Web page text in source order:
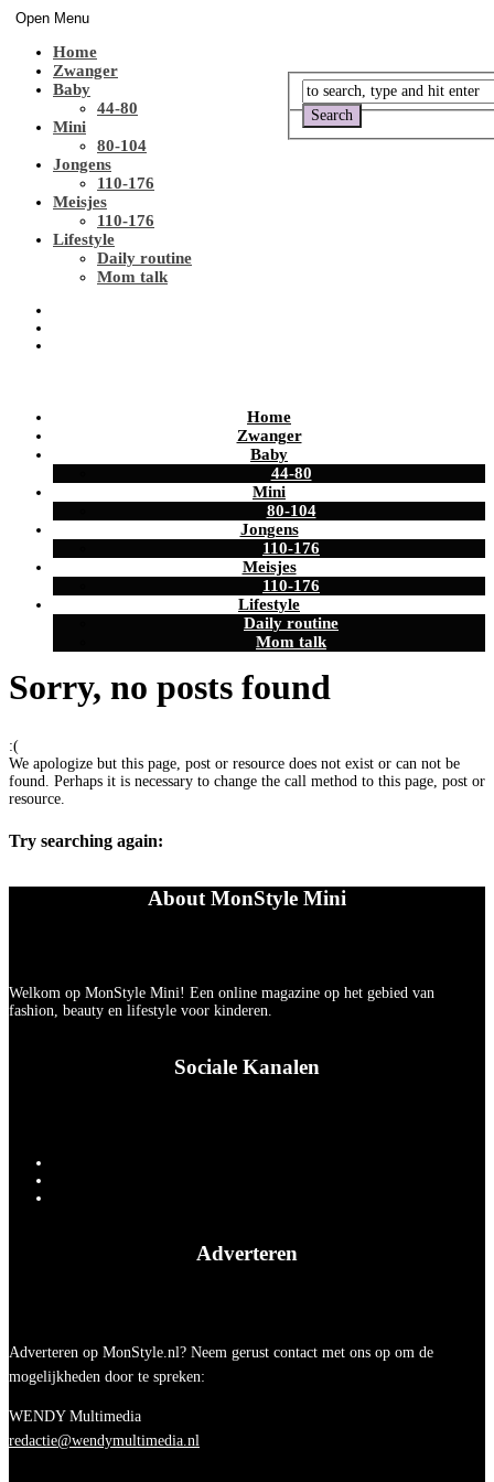
Open Menu
Home
Zwanger
Baby
44-80
Mini
80-104
Jongens
110-176
Meisjes
110-176
Lifestyle
Daily routine
Mom talk
Home
Zwanger
Baby
44-80
Mini
80-104
Jongens
110-176
Meisjes
110-176
Lifestyle
Daily routine
Mom talk
Sorry, no posts found
:(
We apologize but this page, post or resource does not exist or can not be
found. Perhaps it is necessary to change the call method to this page, post or
resource.
Try searching again:
About MonStyle Mini
Welkom op MonStyle Mini! Een online magazine op het gebied van
fashion, beauty en lifestyle voor kinderen.
Sociale Kanalen
Adverteren
Adverteren op MonStyle.nl? Neem gerust contact met ons op om de
mogelijkheden door te spreken:
WENDY Multimedia
redactie@wendymultimedia.nl